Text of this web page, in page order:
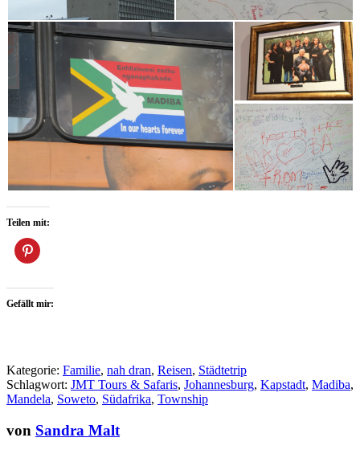
Teilen mit:
Gefällt mir:
Kategorie: Familie, nah dran, Reisen, Städtetrip
Schlagwort: JMT Tours & Safaris, Johannesburg, Kapstadt, Madiba,
Mandela, Soweto, Südafrika, Township
von Sandra Malt